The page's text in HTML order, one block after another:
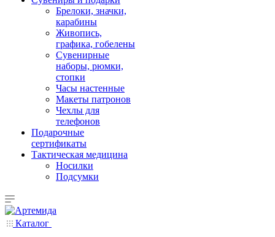
Брелоки, значки,
карабины
Живопись,
графика, гобелены
Сувенирные
наборы, рюмки,
стопки
Часы настенные
Макеты патронов
Чехлы для
телефонов
Подарочные
сертификаты
Тактическая медицина
Носилки
Подсумки
Каталог